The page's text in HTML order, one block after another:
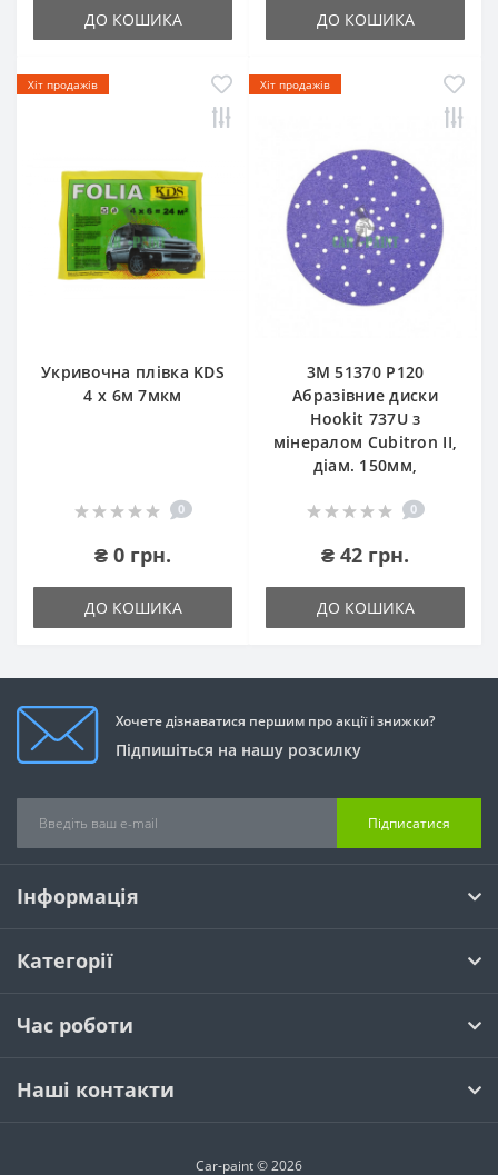
ДО КОШИКА ДО КОШИКА
Хіт продажів
Укривочна плівка KDS
4 х 6м 7мкм
0
₴ 0 грн.
ДО КОШИКА
Хіт продажів
3М 51370 P120
Абразівние диски
Hookit 737U з
мінералом Cubitron II,
діам. 150мм,
0
₴ 42 грн.
ДО КОШИКА
Хочете дізнаватися першим про акції і знижки?
Підпишіться на нашу розсилку
Підписатися
Інформація
Категорії
Час роботи
Наші контакти
Car-paint © 2026